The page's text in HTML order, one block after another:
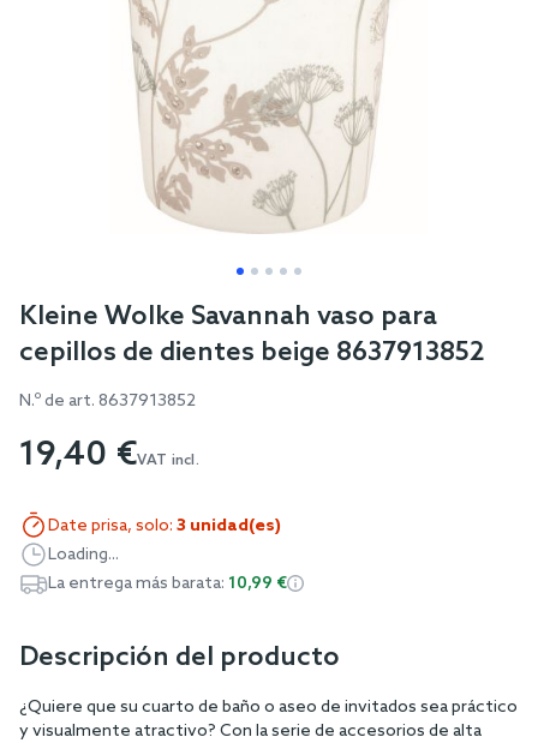
Skip
beginning
the
gallery
Kleine Wolke Savannah vaso para
cepillos de dientes beige 8637913852
N.º de art. 8637913852
19,40 €VAT incl.
Date prisa, solo: 3 unidad(es)
Loading...
La entrega más barata: 10,99 €
Descripción del producto
¿Quiere que su cuarto de baño o aseo de invitados sea práctico
y visualmente atractivo? Con la serie de accesorios de alta